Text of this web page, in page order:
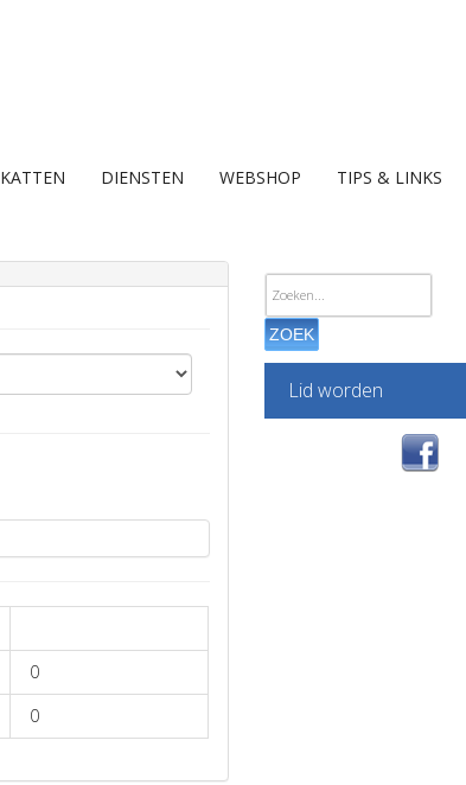
KATTEN DIENSTEN WEBSHOP TIPS & LINKS
0
0
ZOEK
Lid worden